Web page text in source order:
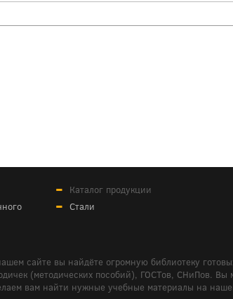
Каталог продукции
Стали
сайте вы найдёте огромную библиотеку
(методических пособий), ГОСТов, СНиПов.
вам найти нужные учебные материалы на